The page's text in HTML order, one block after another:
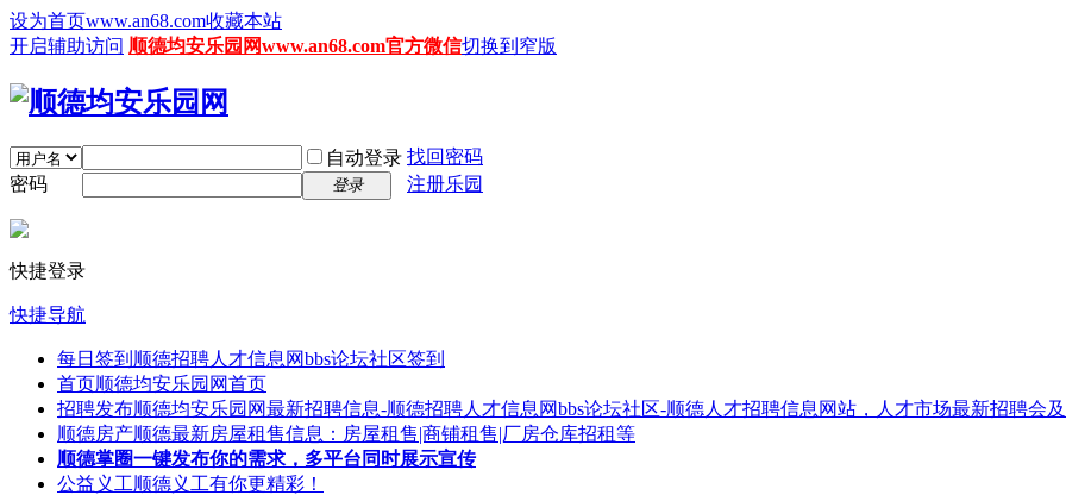
设为首页www.an68.com收藏本站
开启辅助访问 顺德均安乐园网www.an68.com官方微信切换到窄版
自动登录 找回密码
密码
登录 注册乐园
快捷登录
快捷导航
每日签到 顺德招聘人才信息网bbs论坛社区签到
首页顺德均安乐园网首页
招聘发布顺德均安乐园网最新招聘信息-顺德招聘人才信息网bbs论坛社区-顺德人才招聘信息网站，人才市场最新招聘会
顺德房产顺德最新房屋租售信息：房屋租售|商铺租售|厂房仓库招租等
顺德掌圈一键发布你的需求，多平台同时展示宣传
公益义工顺德义工有你更精彩！